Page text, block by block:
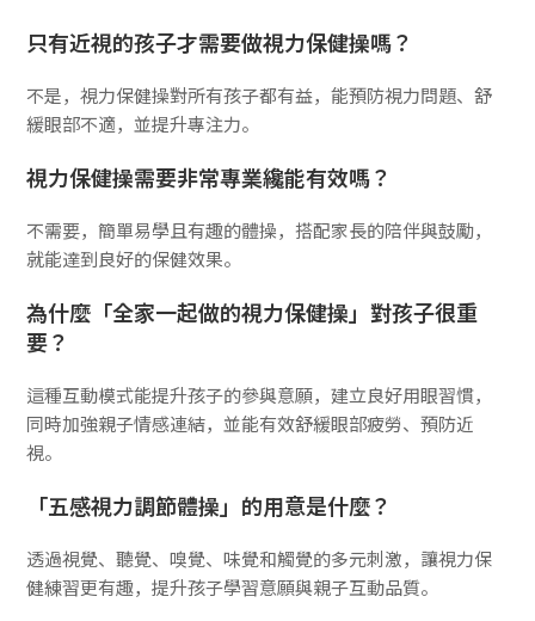
只有近視的孩子才需要做視力保健操嗎？
不是，視力保健操對所有孩子都有益，能預防視力問題、舒
緩眼部不適，並提升專注力。
視力保健操需要非常專業纔能有效嗎？
不需要，簡單易學且有趣的體操，搭配家長的陪伴與鼓勵，
就能達到良好的保健效果。
為什麼「全家一起做的視力保健操」對孩子很重
要？
這種互動模式能提升孩子的參與意願，建立良好用眼習慣，
同時加強親子情感連結，並能有效舒緩眼部疲勞、預防近
視。
「五感視力調節體操」的用意是什麼？
透過視覺、聽覺、嗅覺、味覺和觸覺的多元刺激，讓視力保
健練習更有趣，提升孩子學習意願與親子互動品質。